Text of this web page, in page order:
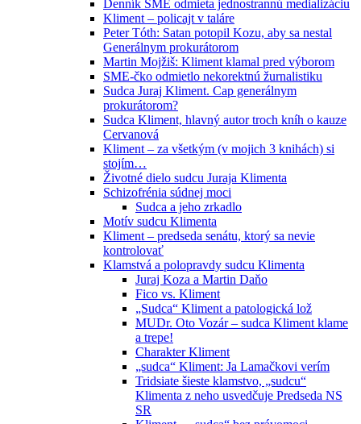
Denník SME odmieta jednostrannú medializáciu
Kliment – policajt v taláre
Peter Tóth: Satan potopil Kozu, aby sa nestal
Generálnym prokurátorom
Martin Mojžiš: Kliment klamal pred výborom
SME-čko odmietlo nekorektnú žurnalistiku
Sudca Juraj Kliment. Cap generálnym
prokurátorom?
Sudca Kliment, hlavný autor troch kníh o kauze
Cervanová
Kliment – za všetkým (v mojich 3 knihách) si
stojím…
Životné dielo sudcu Juraja Klimenta
Schizofrénia súdnej moci
Sudca a jeho zrkadlo
Motív sudcu Klimenta
Kliment – predseda senátu, ktorý sa nevie
kontrolovať
Klamstvá a polopravdy sudcu Klimenta
Juraj Koza a Martin Daňo
Fico vs. Kliment
„Sudca“ Kliment a patologická lož
MUDr. Oto Vozár – sudca Kliment klame
a trepe!
Charakter Kliment
„sudca“ Kliment: Ja Lamačkovi verím
Tridsiate šieste klamstvo, „sudcu“
Klimenta z neho usvedčuje Predseda NS
SR